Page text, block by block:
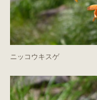
ニッコウキスゲ